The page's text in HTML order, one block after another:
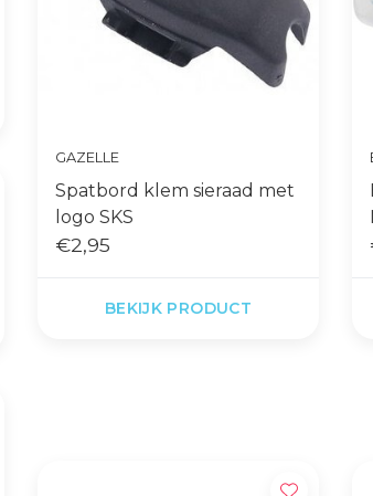
GAZELLE
Spatbord klem sieraad met
logo SKS
€2,95
BEKIJK PRODUCT